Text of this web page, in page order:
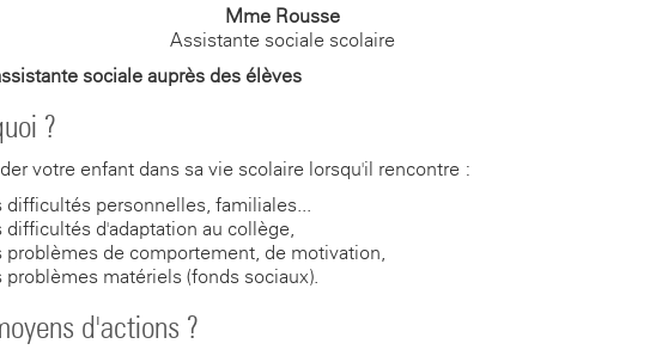
Mme Rousse
Assistante sociale scolaire
sociale auprès des élèves
?
votre enfant dans sa vie scolaire lorsqu'il rencontre :
difficultés personnelles, familiales...
difficultés d'adaptation au collège,
problèmes de comportement, de motivation,
problèmes matériels (fonds sociaux).
d'actions ?